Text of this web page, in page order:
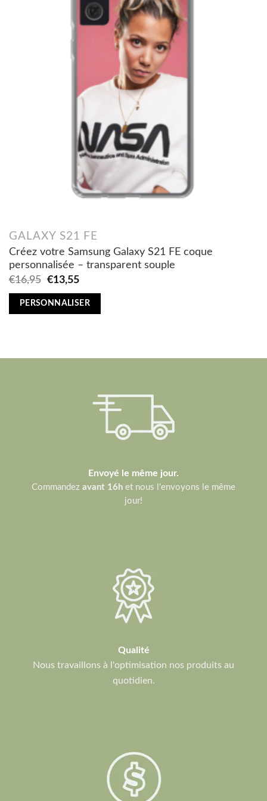
GALAXY S21 FE
Créez votre Samsung Galaxy S21 FE coque
personnalisée – transparent souple
€16,95
Original
was:
€13,55Current
is:
PERSONNALISER
Envoyé le même jour.
Commandez avant 16h et nous l'envoyons le même
jour!
Qualité
Nous travaillons à l'optimisation nos produits au
quotidien.